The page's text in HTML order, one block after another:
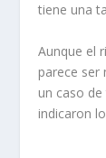
tiene una
Aunque el
parece ser
un caso
indicaron